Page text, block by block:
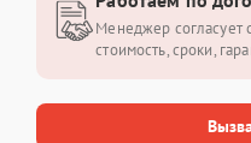
Менеджер согласует
стоимость, сроки,